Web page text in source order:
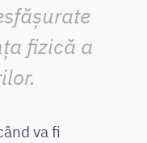
fizică a
va fi